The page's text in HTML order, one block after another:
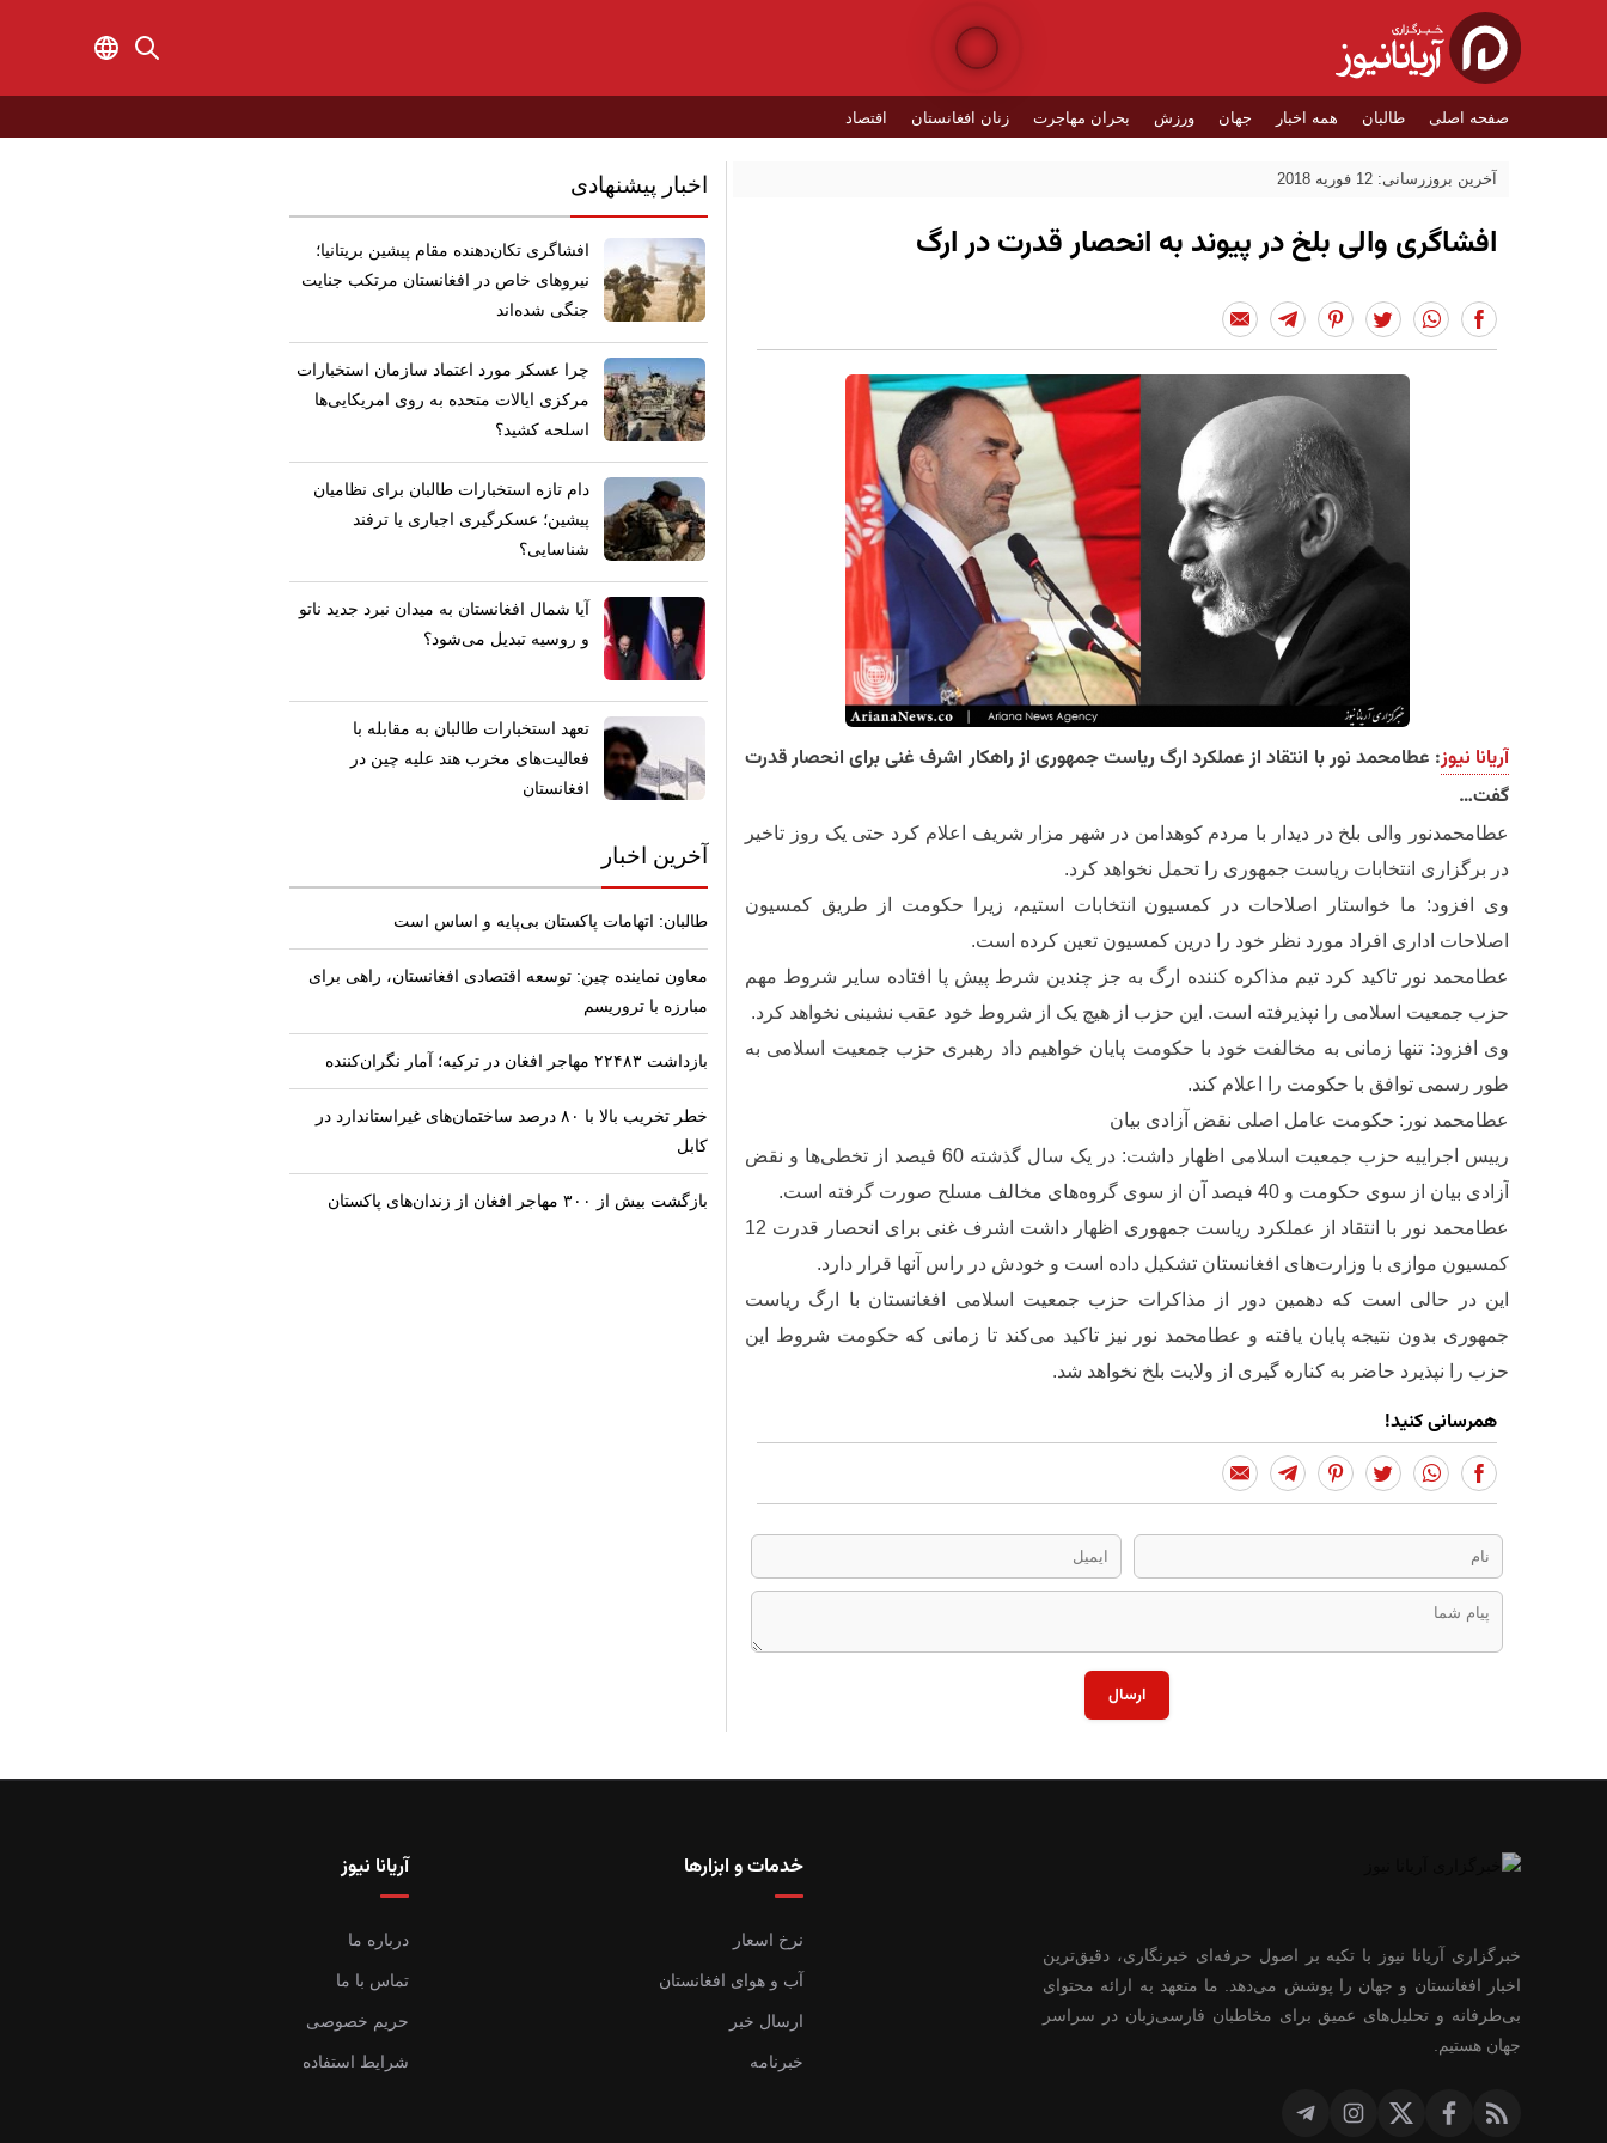
صفحه اصلی طالبان همه اخبار جهان ورزش بحران مهاجرت زنان افغانستان اقتصاد
آخرین بروزرسانی: 12 فوریه 2018
افشاگری والی بلخ در پیوند به انحصار قدرت در ارگ
آریانا نیوز: عطامحمد نور با انتقاد از عملکرد ارگ ریاست جمهوری از راهکار اشرف غنی برای انحصار قدرت
گفت…
عطامحمدنور والی بلخ در دیدار با مردم کوهدامن در شهر مزار شریف اعلام کرد حتی یک روز تاخیر
در برگزاری انتخابات ریاست جمهوری را تحمل نخواهد کرد.
وی افزود: ما خواستار اصلاحات در کمسیون انتخابات استیم، زیرا حکومت از طریق کمسیون
اصلاحات اداری افراد مورد نظر خود را درین کمسیون تعین کرده است.
عطامحمد نور تاکید کرد تیم مذاکره کننده ارگ به جز چندین شرط پیش پا افتاده سایر شروط مهم
حزب جمعیت اسلامی را نپذیرفته است. این حزب از هیچ یک از شروط خود عقب نشینی نخواهد کرد.
وی افزود: تنها زمانی به مخالفت خود با حکومت پایان خواهیم داد رهبری حزب جمعیت اسلامی به
طور رسمی توافق با حکومت را اعلام کند.
عطامحمد نور: حکومت عامل اصلی نقض آزادی بیان
رییس اجراییه حزب جمعیت اسلامی اظهار داشت: در یک سال گذشته 60 فیصد از تخطی‌ها و نقض
آزادی بیان از سوی حکومت و 40 فیصد آن از سوی گروه‌های مخالف مسلح صورت گرفته است.
عطامحمد نور با انتقاد از عملکرد ریاست جمهوری اظهار داشت اشرف غنی برای انحصار قدرت 12
کمسیون موازی با وزارت‌های افغانستان تشکیل داده است و خودش در راس آنها قرار دارد.
این در حالی است که دهمین دور از مذاکرات حزب جمعیت اسلامی افغانستان با ارگ ریاست
جمهوری بدون نتیجه پایان یافته و عطامحمد نور نیز تاکید می‌کند تا زمانی که حکومت شروط این
حزب را نپذیرد حاضر به کناره گیری از ولایت بلخ نخواهد شد.
همرسانی کنید!
ارسال
اخبار پیشنهادی
​افشاگری تکان‌دهنده مقام پیشین بریتانیا؛
نیروهای خاص در افغانستان مرتکب جنایت
جنگی شده‌اند
چرا عسکر مورد اعتماد سازمان استخبارات
مرکزی ایالات متحده به روی امریکایی‌ها
اسلحه کشید؟
​دام تازه استخبارات طالبان برای نظامیان
پیشین؛ عسکرگیری اجباری یا ترفند
شناسایی؟
​آیا شمال افغانستان به میدان نبرد جدید ناتو
و روسیه تبدیل می‌شود؟
تعهد استخبارات طالبان به مقابله با
فعالیت‌های مخرب هند علیه چین در
افغانستان
آخرین اخبار
طالبان: اتهامات پاکستان بی‌پایه و اساس است
معاون نماینده چین: توسعه اقتصادی افغانستان، راهی برای
مبارزه با تروریسم
بازداشت ۲۲۴۸۳ مهاجر افغان در ترکیه؛ آمار نگران‌کننده
خطر تخریب بالا با ۸۰ درصد ساختمان‌های غیراستاندارد در
کابل
بازگشت بیش از ۳۰۰ مهاجر افغان از زندان‌های پاکستان
خبرگزاری آریانا نیوز با تکیه بر اصول حرفه‌ای خبرنگاری، دقیق‌ترین
اخبار افغانستان و جهان را پوشش می‌دهد. ما متعهد به ارائه محتوای
بی‌طرفانه و تحلیل‌های عمیق برای مخاطبان فارسی‌زبان در سراسر
جهان هستیم.
خدمات و ابزارها
نرخ اسعار
آب و هوای افغانستان
ارسال خبر
خبرنامه
آریانا نیوز
درباره ما
تماس با ما
حریم خصوصی
شرایط استفاده